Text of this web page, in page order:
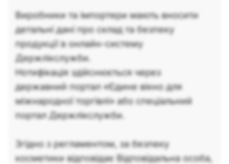
Виробники та імпортери мають вносити
детальні дані про склад та безпеку
продукції в онлайн-систему
Держлікслужби.
Нотифікація здійснюється через
державний портал «Єдине вікно для
міжнародної торгівлі» або спеціальний
портал Держлікслужби.
Згідно з регламентом, за безпеку
косметики відповідає Відповідальна особа,